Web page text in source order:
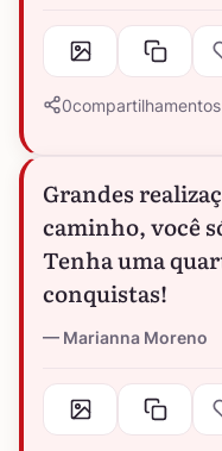
0compartilhamentos
Grandes
caminho, você
Tenha uma
conquistas!
Marianna Moreno